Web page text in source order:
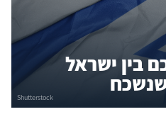
בין ישראל